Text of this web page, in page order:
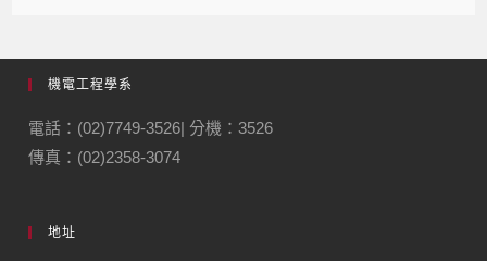
機電工程學系
電話：(02)7749-3526| 分機：3526
傳真：(02)2358-3074
地址